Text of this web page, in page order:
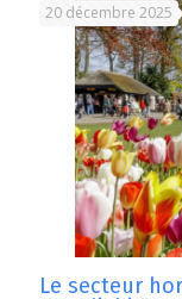
20 décembre 2025
Le secteur